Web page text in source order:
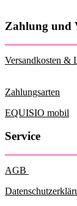
Zahlung und
Versandkosten &
Zahlungsarten
EQUISIO mobil
Service
AGB